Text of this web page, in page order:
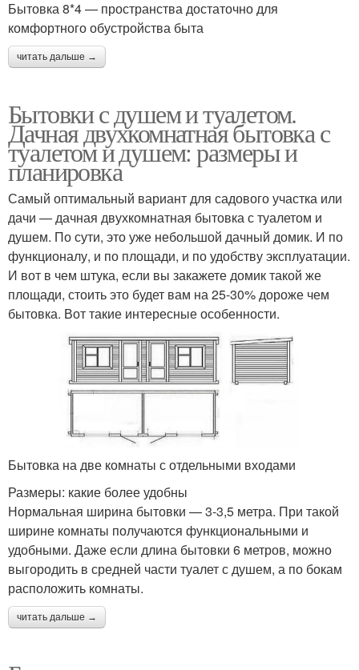
Бытовка 8*4 — пространства достаточно для
комфортного обустройства быта
читать дальше →
Бытовки с душем и туалетом.
Дачная двухкомнатная бытовка с
туалетом и душем: размеры и
планировка
Самый оптимальный вариант для садового участка или
дачи — дачная двухкомнатная бытовка с туалетом и
душем. По сути, это уже небольшой дачный домик. И по
функционалу, и по площади, и по удобству эксплуатации.
И вот в чем штука, если вы закажете домик такой же
площади, стоить это будет вам на 25-30% дороже чем
бытовка. Вот такие интересные особенности.
Бытовка на две комнаты с отдельными входами
Размеры: какие более удобны
Нормальная ширина бытовки — 3-3,5 метра. При такой
ширине комнаты получаются функциональными и
удобными. Даже если длина бытовки 6 метров, можно
выгородить в средней части туалет с душем, а по бокам
расположить комнаты.
читать дальше →